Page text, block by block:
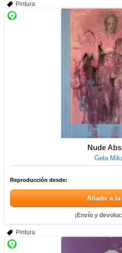
Pintura
Nude
Gela
Reproducción desde:
Añadir a la
¡Envío y
Pintura